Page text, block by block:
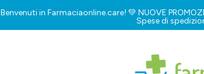
Benvenuti in Farmaciaonline.care! 💚 NUOVE
Spese di